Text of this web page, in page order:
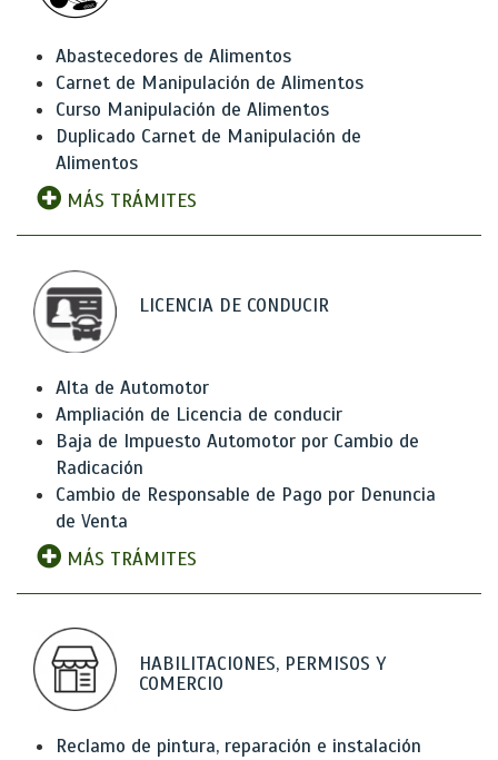
Abastecedores de Alimentos
Carnet de Manipulación de Alimentos
Curso Manipulación de Alimentos
Duplicado Carnet de Manipulación de
Alimentos
MÁS TRÁMITES
LICENCIA DE CONDUCIR
Alta de Automotor
Ampliación de Licencia de conducir
Baja de Impuesto Automotor por Cambio de
Radicación
Cambio de Responsable de Pago por Denuncia
de Venta
MÁS TRÁMITES
HABILITACIONES, PERMISOS Y
COMERCIO
Reclamo de pintura, reparación e instalación